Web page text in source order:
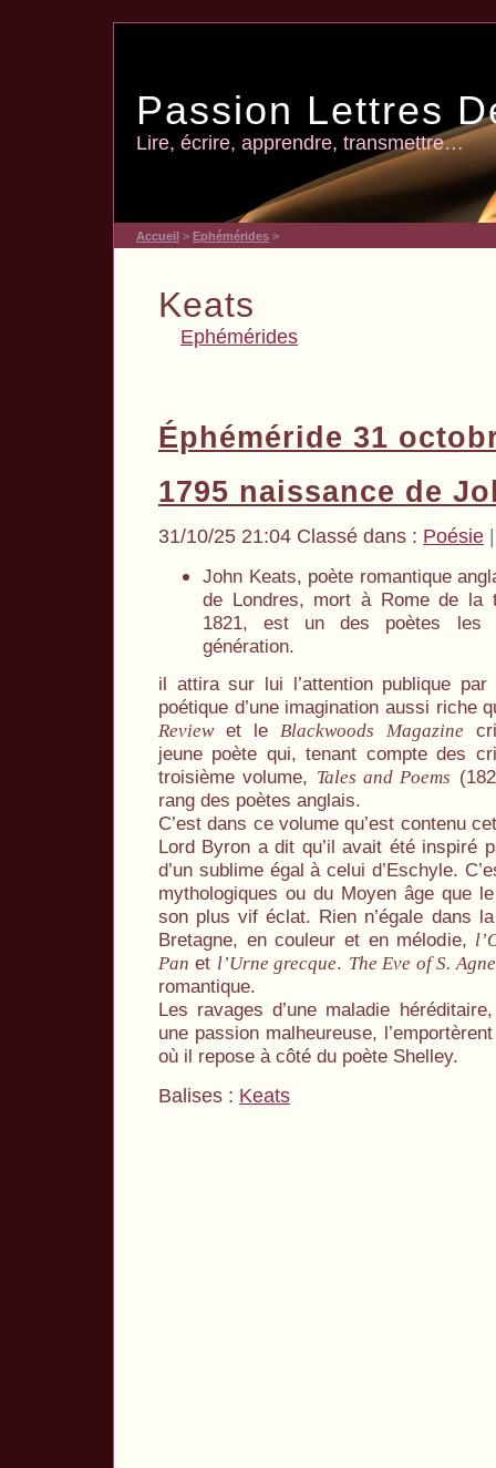
Passion Lettres
Lire, écrire, apprendre, transmettre…
Accueil > Ephémérides >
Keats
Ephémérides
Éphéméride 31
1795 naissance de
31/10/25 21:04 Classé dans : Poésie
John Keats, poète romantique
de Londres, mort à Rome de la
1821, est un des poètes les
génération.
il attira sur lui l’attention publique par
poétique d’une imagination aussi riche
Reviewet le Blackwoods Magazine
jeune poète qui, tenant compte des
troisième volume, Tales and Poems
rang des poètes anglais.
C’est dans ce volume qu’est contenu
Lord Byron a dit qu’il avait été inspiré
d’un sublime égal à celui d’Eschyle.
mythologiques ou du Moyen âge que
son plus vif éclat. Rien n’égale dans
Bretagne, en couleur et en mélodie,
Pan et l’Urne grecque. The Eve of S.
romantique.
Les ravages d’une maladie
une passion malheureuse,
où il repose à côté du poète Shelley.
Balises : Keats